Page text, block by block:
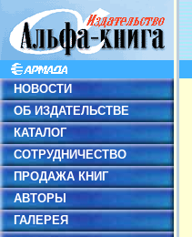
НОВОСТИ
ОБ ИЗДАТЕЛЬСТВЕ
КАТАЛОГ
СОТРУДНИЧЕСТВО
ПРОДАЖА КНИГ
АВТОРЫ
ГАЛЕРЕЯ